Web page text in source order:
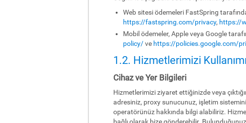
Web sitesi ödemeleri FastSpring
https://fastspring.com/privacy, https://
Mobil ödemeler, Apple veya Google
policy/ve https://policies.google.com/
1.2. Hizmetlerimizi
Cihaz ve Yer Bilgileri
Hizmetlerimizi ziyaret ettiğinizde veya
adresiniz, proxy sunucunuz, işletim
operatörünüz hakkında bilgi alabiliriz.